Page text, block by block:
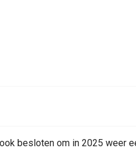
besloten om in 2025 weer